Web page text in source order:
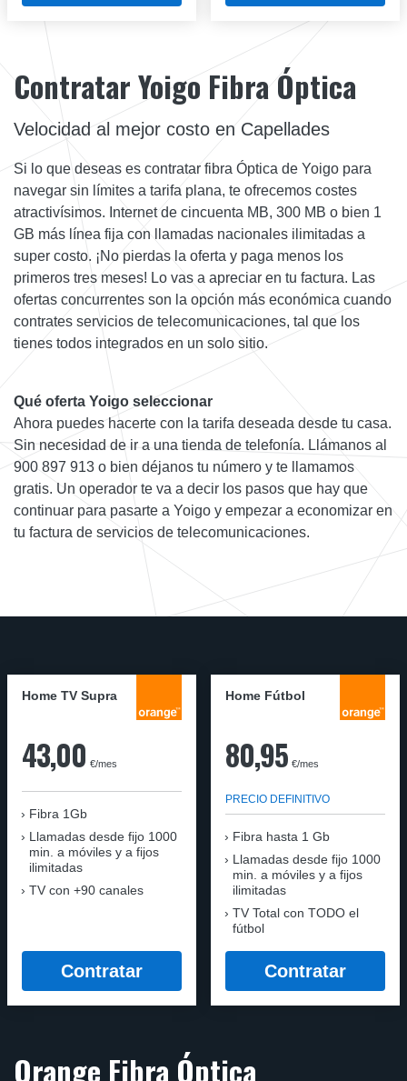
Contratar Yoigo Fibra Óptica
Velocidad al mejor costo en Capellades
Si lo que deseas es contratar fibra Óptica de Yoigo para
navegar sin límites a tarifa plana, te ofrecemos costes
atractivísimos. Internet de cincuenta MB, 300 MB o bien 1
GB más línea fija con llamadas nacionales ilimitadas a
super costo. ¡No pierdas la oferta y paga menos los
primeros tres meses! Lo vas a apreciar en tu factura. Las
ofertas concurrentes son la opción más económica cuando
contrates servicios de telecomunicaciones, tal que los
tienes todos integrados en un solo sitio.
Qué oferta Yoigo seleccionar
Ahora puedes hacerte con la tarifa deseada desde tu casa.
Sin necesidad de ir a una tienda de telefonía. Llámanos al
900 897 913 o bien déjanos tu número y te llamamos
gratis. Un operador te va a decir los pasos que hay que
continuar para pasarte a Yoigo y empezar a economizar en
tu factura de servicios de telecomunicaciones.
Home TV Supra
43,00 €/mes
Fibra 1Gb
Llamadas desde fijo 1000
min. a móviles y a fijos
ilimitadas
TV con +90 canales
Contratar
Home Fútbol
80,95 €/mes
PRECIO DEFINITIVO
Fibra hasta 1 Gb
Llamadas desde fijo 1000
min. a móviles y a fijos
ilimitadas
TV Total con TODO el
fútbol
Contratar
Orange Fibra Óptica